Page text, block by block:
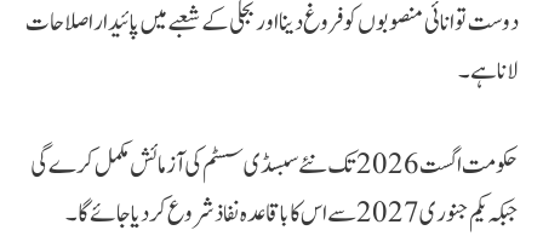
دوست توانائی منصوبوں کو فروغ دینا اور بجلی کے شعبے میں پائیدار اصلاحات
لانا ہے۔‬
حکومت اگست 2026 تک نئے سبسڈی سسٹم کی آزمائش مکمل کرے گی
جبکہ یکم جنوری 2027 سے اس کا باقاعدہ نفاذ شروع کردیا جائے گا۔